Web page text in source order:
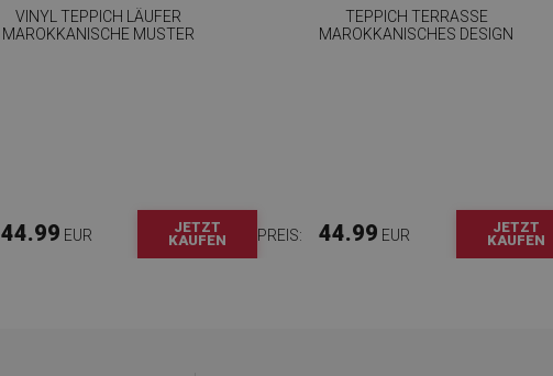
VINYL TEPPICH LÄUFER
MAROKKANISCHE MUSTER
44.99 EUR
JETZT
KAUFEN
TEPPICH TERRASSE
MAROKKANISCHES DESIGN
PREIS: 44.99 EUR
JETZT
KAUFEN